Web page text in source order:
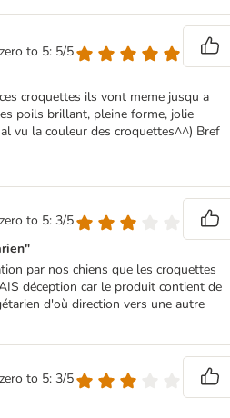
to 5: 5/5
croquettes ils vont meme jusqu a
poils brillant, pleine forme, jolie
vu la couleur des croquettes^^) Bref
to 5: 3/5
par nos chiens que les croquettes
déception car le produit contient de
d'où direction vers une autre
to 5: 3/5